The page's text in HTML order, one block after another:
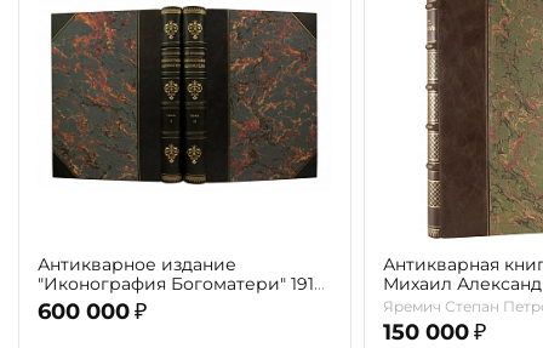
Антикварное издание
"Иконография Богоматери" 1914
г. (в 2-х томах с автографом
автора)
600 000 ₽
Антикварная
Михаил
Врубель. Жизнь
1911г.
Яремич Степан
150 000 ₽